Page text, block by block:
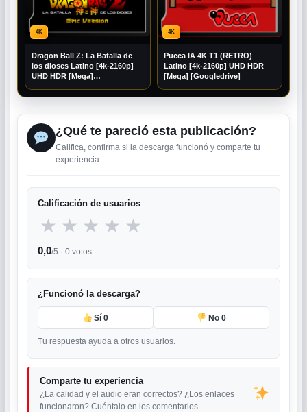
4K
Dragon Ball Z: La Batalla de
los dioses Latino [4k-2160p]
UHD HDR [Mega]
4K
Pucca IA 4K T1 (RETRO)
Latino [4k-2160p] UHD HDR
[Mega] [Googledrive]
¿Qué te pareció esta publicación?
Califica, confirma si la descarga funcionó y comparte tu
experiencia.
Calificación de usuarios
★ ★ ★ ★ ★
0,0/5 · 0 votos
¿Funcionó la descarga?
Sí0 No 0
Tu respuesta ayuda a otros usuarios.
Comparte tu experiencia
¿La calidad y el audio eran correctos? ¿Los enlaces
funcionaron? Cuéntalo en los comentarios.